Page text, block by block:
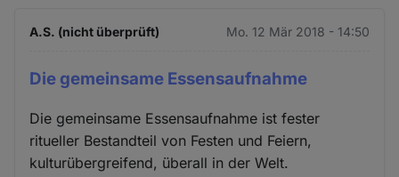
A.S. (nicht überprüft) Mo. 12 Mär 2018 - 14:50
Die gemeinsame Essensaufnahme
Die gemeinsame Essensaufnahme ist fester
ritueller Bestandteil von Festen und Feiern,
kulturübergreifend, überall in der Welt.